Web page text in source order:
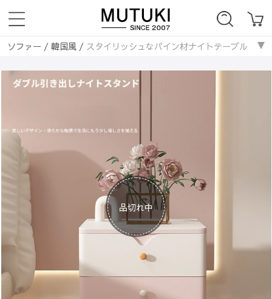
ソファー / 韓国風/ スタイリッシュなパイン材ナイトテーブル -
品切れ中